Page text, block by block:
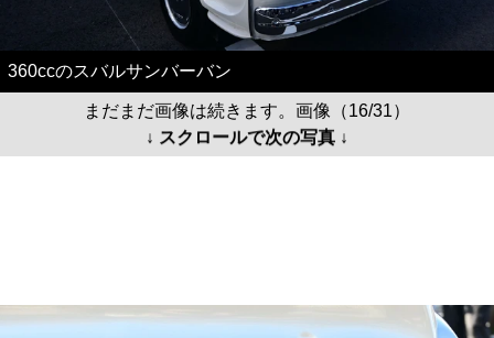
360ccのスバルサンバーバン
まだまだ画像は続きます。画像（16/31）
↓ スクロールで次の写真 ↓